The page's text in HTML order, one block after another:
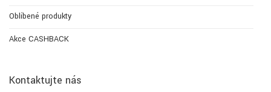
Oblíbené produkty
Akce CASHBACK
Kontaktujte nás